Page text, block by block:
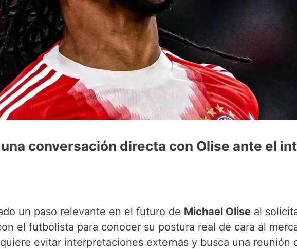
conversación directa con Olise ante el
un paso relevante en el futuro de Michael Olise al
el futbolista para conocer su postura real de cara al
evitar interpretaciones externas y busca una reunión